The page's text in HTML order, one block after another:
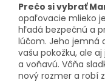
Prečo si vybrať
opaľovacie mlieko
hľadá bezpečnú a
lúčom. Jeho jemná
vašu pokožku, ale
a voňavú. Vôňa
nový rozmer a robí